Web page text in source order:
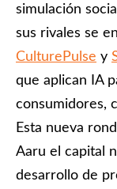
simulación
sus rivales se
CulturePulse y
que aplican IA
consumidores,
Esta nueva
Aaru el capital
desarrollo de